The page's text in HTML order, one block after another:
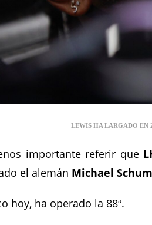
LEWIS HA LARGADO EN
importante referir que
el alemán Michael
hoy, ha operado la 88ª.